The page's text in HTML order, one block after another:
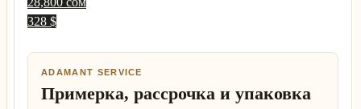
328 $
ADAMANT SERVICE
Примерка, рассрочка и упаковка